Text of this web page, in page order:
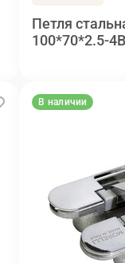
Петля
100*70*2.5-
В наличии